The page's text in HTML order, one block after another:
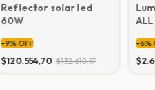
Reflector solar led
60W
-9% OFF
$120.554,70 $132.610,17
-6%